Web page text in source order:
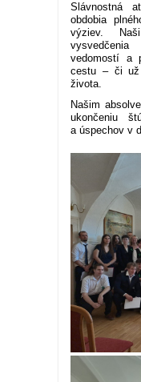
Slávnostná
obdobia
výziev.
vedomostí a
cestu – či už
života.
Našim
ukončeniu
a úspechov v